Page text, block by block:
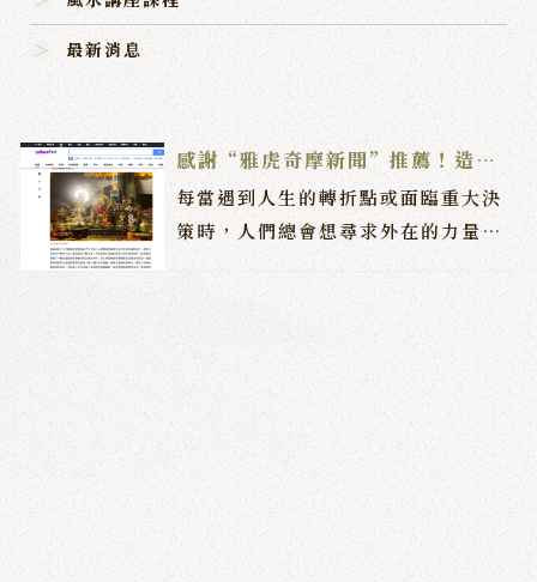
最新消息
感謝“雅虎奇摩新聞”推薦！造福
眾生！
每當遇到人生的轉折點或面臨重大決
策時，人們總會想尋求外在的力量來